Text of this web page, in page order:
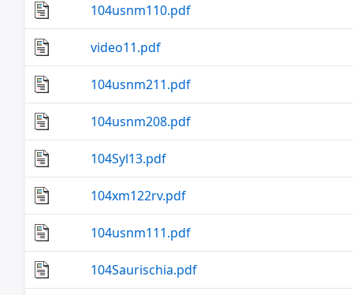
104usnm110.pdf
video11.pdf
104usnm211.pdf
104usnm208.pdf
104Syl13.pdf
104xm122rv.pdf
104usnm111.pdf
104Saurischia.pdf